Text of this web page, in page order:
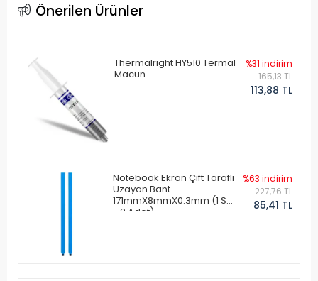
Önerilen Ürünler
Thermalright HY510 Termal
Macun
%31 indirim
165,13 TL
113,88 TL
Notebook Ekran Çift Taraflı
Uzayan Bant
171mmX8mmX0.3mm (1 Set
- 2 Adet)
%63 indirim
227,76 TL
85,41 TL